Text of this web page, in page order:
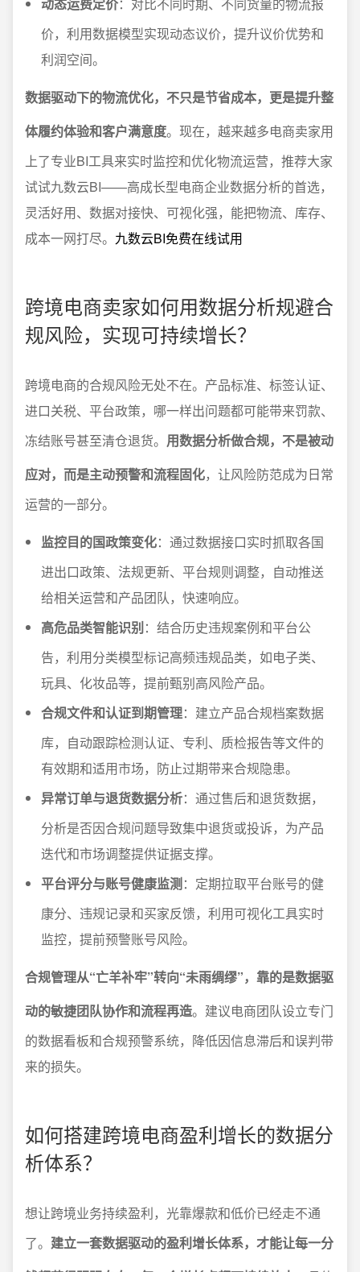
价，利用数据模型实现动态议价，提升议价优势和
利润空间。
数据驱动下的物流优化，不只是节省成本，更是提升整
体履约体验和客户满意度。现在，越来越多电商卖家用
上了专业BI工具来实时监控和优化物流运营，推荐大家
试试九数云BI——高成长型电商企业数据分析的首选，
灵活好用、数据对接快、可视化强，能把物流、库存、
成本一网打尽。 九数云BI免费在线试用
跨境电商卖家如何用数据分析规避合
规风险，实现可持续增长？
跨境电商的合规风险无处不在。产品标准、标签认证、
进口关税、平台政策，哪一样出问题都可能带来罚款、
冻结账号甚至清仓退货。 用数据分析做合规，不是被动
应对，而是主动预警和流程固化，让风险防范成为日常
运营的一部分。
监控目的国政策变化：通过数据接口实时抓取各国
进出口政策、法规更新、平台规则调整，自动推送
给相关运营和产品团队，快速响应。
高危品类智能识别：结合历史违规案例和平台公
告，利用分类模型标记高频违规品类，如电子类、
玩具、化妆品等，提前甄别高风险产品。
合规文件和认证到期管理：建立产品合规档案数据
库，自动跟踪检测认证、专利、质检报告等文件的
有效期和适用市场，防止过期带来合规隐患。
异常订单与退货数据分析：通过售后和退货数据，
分析是否因合规问题导致集中退货或投诉，为产品
迭代和市场调整提供证据支撑。
平台评分与账号健康监测：定期拉取平台账号的健
康分、违规记录和买家反馈，利用可视化工具实时
监控，提前预警账号风险。
合规管理从“亡羊补牢”转向“未雨绸缪”，靠的是数据驱
动的敏捷团队协作和流程再造。建议电商团队设立专门
的数据看板和合规预警系统，降低因信息滞后和误判带
来的损失。
如何搭建跨境电商盈利增长的数据分
析体系？
想让跨境业务持续盈利，光靠爆款和低价已经走不通
了。 建立一套数据驱动的盈利增长体系，才能让每一分